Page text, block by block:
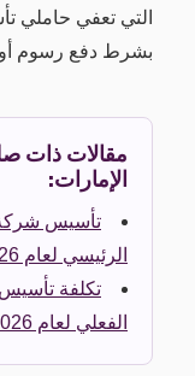
التي تعفي حاملي
بشرط دفع رسوم أو
مقالات ذات
الإمارات:
تأسيس
الرئيسي لعام 2026
تكلفة
الفعلي لعام 2026